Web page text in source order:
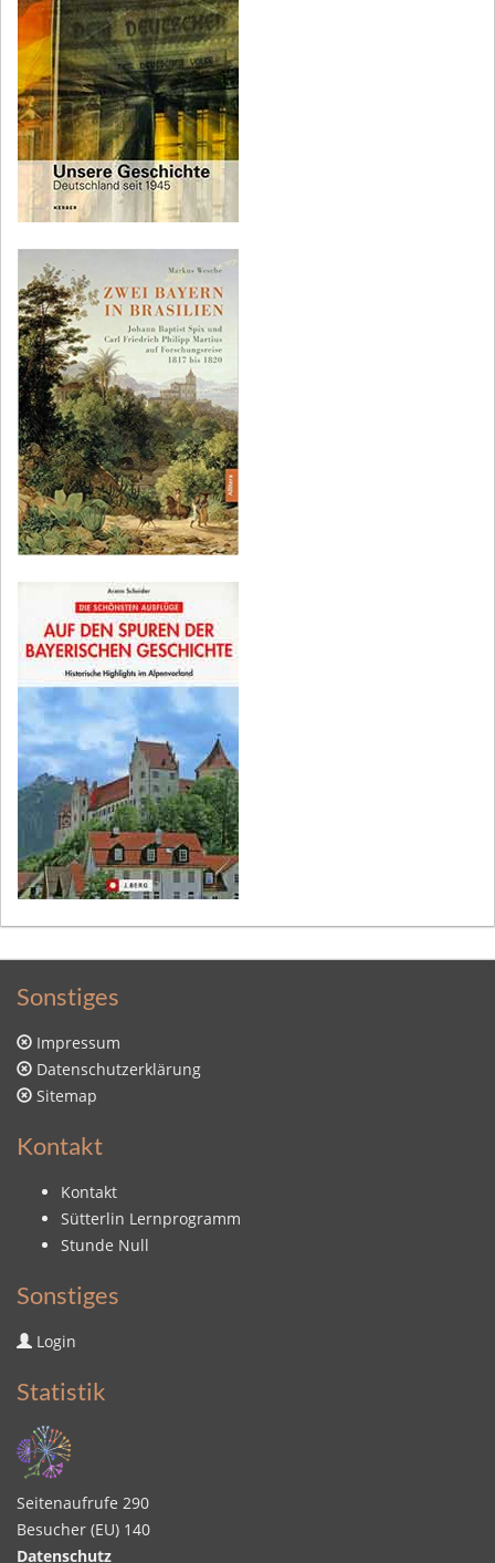
Sonstiges
Impressum
Datenschutzerklärung
Sitemap
Kontakt
Kontakt
Sütterlin Lernprogramm
Stunde Null
Sonstiges
Login
Statistik
Seitenaufrufe 290
Besucher (EU) 140
Datenschutz